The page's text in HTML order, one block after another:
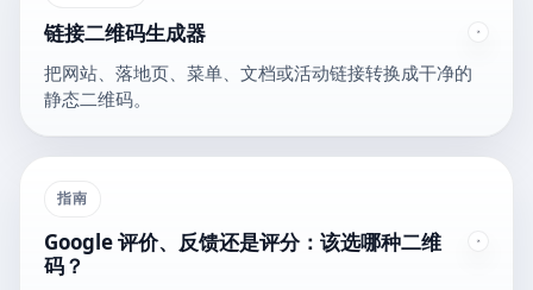
链接二维码生成器
把网站、落地页、菜单、文档或活动链接转换成干净的
静态二维码。
指南
Google 评价、反馈还是评分：该选哪种二维
码？